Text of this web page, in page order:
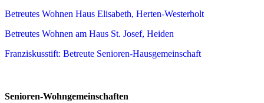
Betreutes Wohnen Haus Elisabeth, Herten-Westerholt
Betreutes Wohnen am Haus St. Josef, Heiden
Franziskusstift: Betreute Senioren-Hausgemeinschaft
Senioren-Wohngemeinschaften